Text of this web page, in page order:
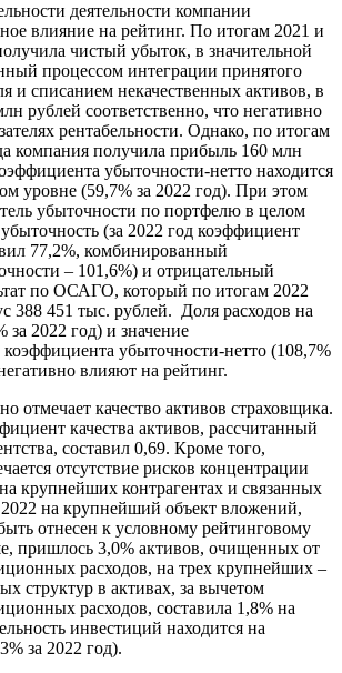
деятельности компании
влияние на рейтинг. По итогам 2021 и
чистый убыток, в значительной
процессом интеграции принятого
и списанием некачественных активов, в
рублей соответственно, что негативно
рентабельности. Однако, по итогам
компания получила прибыль 160 млн
убыточности-нетто находится
уровне (59,7% за 2022 год). При этом
убыточности по портфелю в целом
(за 2022 год коэффициент
77,2%, комбинированный
– 101,6%) и отрицательный
по ОСАГО, который по итогам 2022
388 451 тыс. рублей. Доля расходов на
за 2022 год) и значение
убыточности-нетто (108,7%
влияют на рейтинг.
отмечает качество активов страховщика.
качества активов, рассчитанный
составил 0,69. Кроме того,
отсутствие рисков концентрации
крупнейших контрагентах и связанных
на крупнейший объект вложений,
отнесен к условному рейтинговому
пришлось 3,0% активов, очищенных от
расходов, на трех крупнейших ­–
структур в активах, за вычетом
расходов, составила 1,8% на
инвестиций находится на
за 2022 год).